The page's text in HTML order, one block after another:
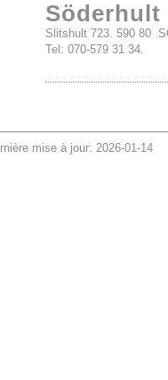
Söderhult
Slitshult 723. 590 80
Tel: 070-579 31 34.
mise à jour: 2026-01-14